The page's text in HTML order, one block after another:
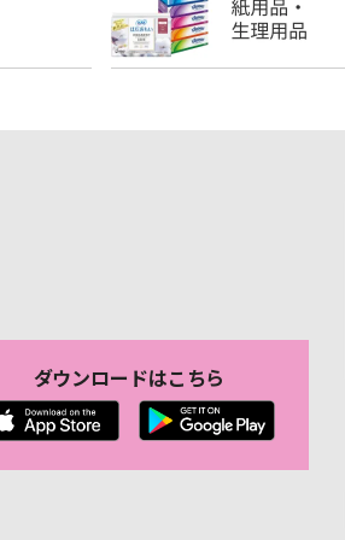
ダウンロードはこちら